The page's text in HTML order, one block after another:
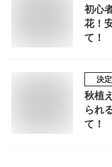
初心
花！
て！
決定
秋植
られ
て！